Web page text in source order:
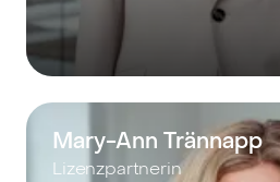
Mary-Ann Trännapp
Lizenzpartnerin